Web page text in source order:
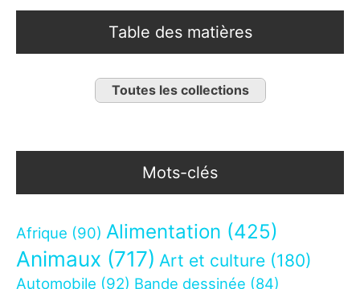
Table des matières
Toutes les collections
Mots-clés
Afrique (90) Alimentation (425)
Animaux (717) Art et culture (180)
Automobile (92) Bande dessinée (84)